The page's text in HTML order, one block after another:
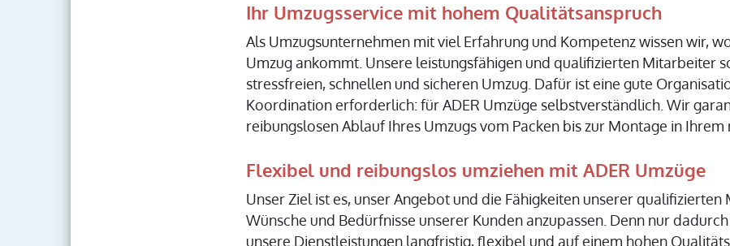
Ihr Umzugsservice mit hohem Qualitätsanspruch
Als Umzugsunternehmen mit viel Erfahrung und Kompetenz wissen wir,
Umzug ankommt. Unsere leistungsfähigen und qualifizierten Mitarbeiter
stressfreien, schnellen und sicheren Umzug. Dafür ist eine gute
Koordination erforderlich: für ADER Umzüge selbstverständlich. Wir
reibungslosen Ablauf Ihres Umzugs vom Packen bis zur Montage in Ihrem
Flexibel und reibungslos umziehen mit ADER Umzüge
Unser Ziel ist es, unser Angebot und die Fähigkeiten unserer
Wünsche und Bedürfnisse unserer Kunden anzupassen. Denn nur
unsere Dienstleistungen langfristig, flexibel und auf einem hohen